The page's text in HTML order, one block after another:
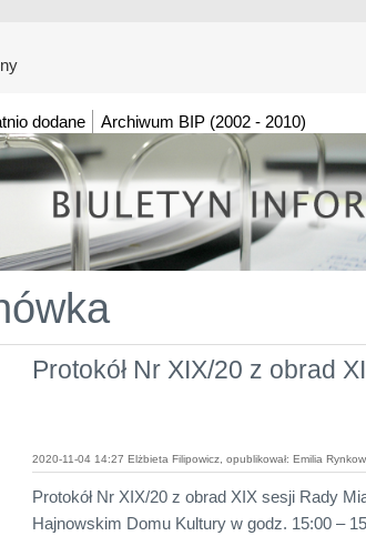
dodane Archiwum BIP (2002 - 2010)
Protokół Nr XIX/20 z obrad
2020-11-04 14:27 Elżbieta Filipowicz, opublikował: Emilia
Protokół Nr XIX/20 z obrad XIX sesji Rady
Hajnowskim Domu Kultury w godz. 15:00 –